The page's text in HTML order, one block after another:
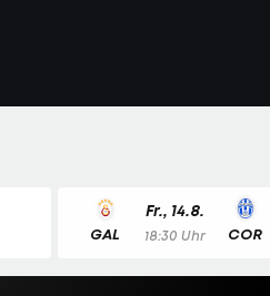
GAL COR
Fr., 14.8.
18:30 Uhr